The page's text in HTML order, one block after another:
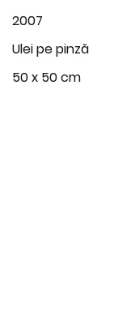
2007
Ulei pe pinză
50 x 50 cm